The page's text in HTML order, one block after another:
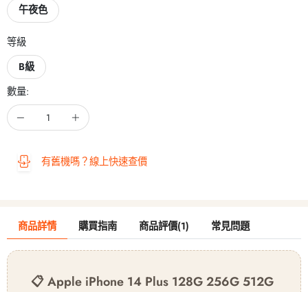
午夜色
等級
B級
數量:
有舊機嗎？線上快速查價
商品詳情 購買指南 商品評價(1) 常見問題
📋 Apple iPhone 14 Plus 128G 256G 512G